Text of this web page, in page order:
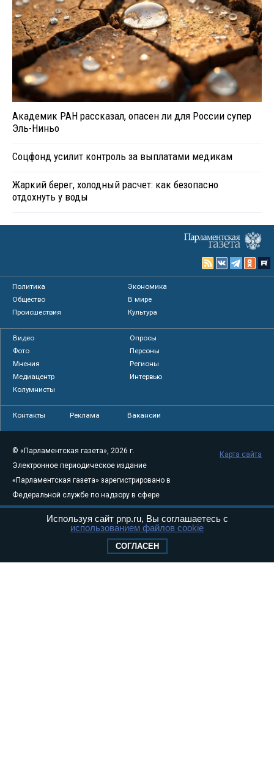
Академик РАН рассказал, опасен ли для России супер
Эль-Ниньо
Соцфонд усилит контроль за выплатами медикам
Жаркий берег, холодный расчет: как безопасно
отдохнуть у воды
Политика
Экономика
Общество
В мире
Происшествия
Культура
Видео
Опросы
Фото
Персоны
Мнения
Регионы
Медиацентр
Интервью
Колумнисты
Контакты Реклама Вакансии
© «Парламентская газета», 2026 г.
Электронное периодическое издание
«Парламентская газета» зарегистрировано в
Федеральной службе по надзору в сфере
связи, информационных технологий и
массовых коммуникаций (Роскомнадзор) 05
Свидетельство о регистрации Эл № ФС77-
Карта сайта
Используя сайт pnp.ru, Вы соглашаетесь с
использованием файлов cookie
СОГЛАСЕН